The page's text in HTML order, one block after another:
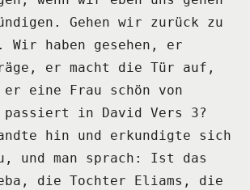
Gehen wir zurück zu
.
Wir haben gesehen, er
er macht die Tür auf,
eine Frau
schön von
passiert in David Vers 3?
hin und erkundigte sich
und man sprach: Ist das
die Tochter Eliams, die